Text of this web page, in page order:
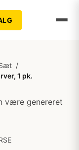
/
1 pk.
være genereret